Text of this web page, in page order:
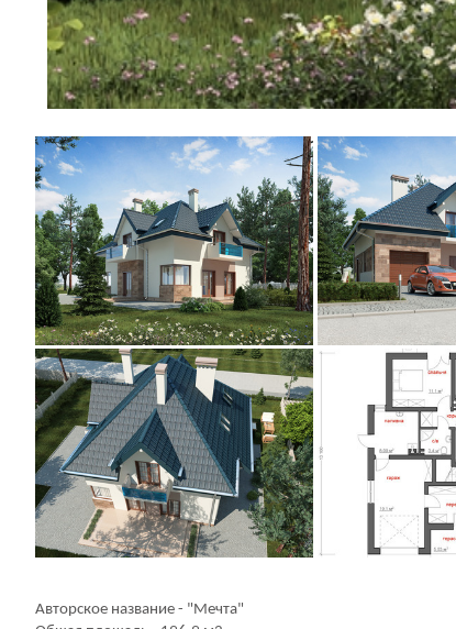
Авторское название - "Мечта"